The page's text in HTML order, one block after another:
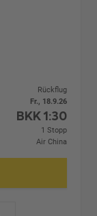
Rückflug
Fr., 18.9.26
BKK1:30
1 Stopp
Air China